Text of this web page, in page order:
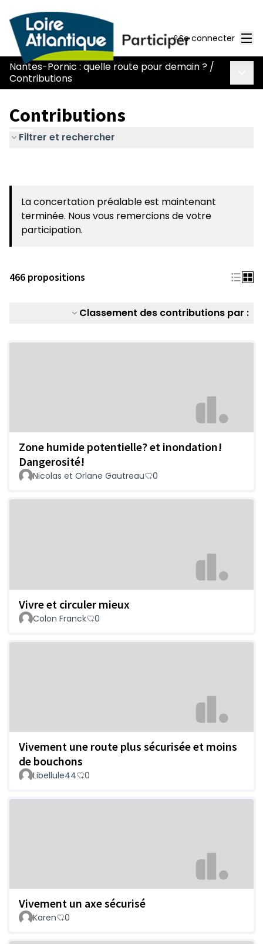
Se connecter
Nantes-Pornic : quelle route pour demain ? /
Contributions
Contributions
Filtrer et rechercher
La concertation préalable est maintenant
terminée. Nous vous remercions de votre
participation.
466 propositions
Classement des contributions par :
Zone humide potentielle? et inondation!
Dangerosité!
Nicolas et Orlane Gautreau 0
Vivre et circuler mieux
Colon Franck 0
Vivement une route plus sécurisée et moins
de bouchons
Libellule44 0
Vivement un axe sécurisé
Karen 0